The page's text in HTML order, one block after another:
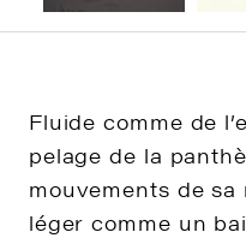
Fluide comme de
pelage de la
mouvements de
léger comme un